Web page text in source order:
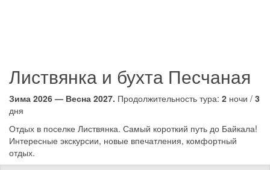
Листвянка и бухта Песчаная
Зима 2026 — Весна 2027. Продолжительность тура: 2 ночи / 3
дня
Отдых в поселке Листвянка. Самый короткий путь до Байкала!
Интересные экскурсии, новые впечатления, комфортный
отдых.